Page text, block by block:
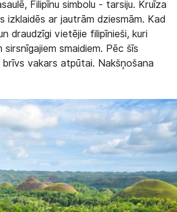
Filipīnu simbolu - tarsiju. Kruīza
izklaidēs ar jautrām dziesmām. Kad
draudzīgi vietējie filipīnieši, kuri
smaidiem. Pēc šīs
brīvs vakars atpūtai. Nakšņošana